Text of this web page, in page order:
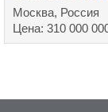
туров за рубеж
Москва, Россия
Цена: 310 000